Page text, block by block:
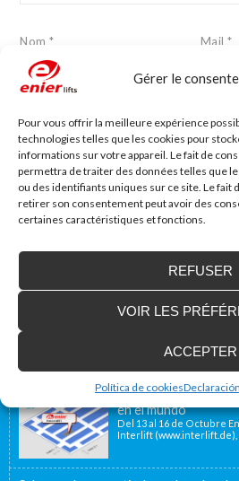
Gérer le
Pour vous offrir la meilleure expérience
technologies telles que les cookies pour
informations sur votre appareil. Le fait de
permettra de traiter des données telles que
ou des identifiants uniques sur ce site. Le fait
retirer son consentement peut avoir des
certaines caractéristiques et fonctions.
ACCEPTER
REFUSER
VOIR LES
Política de cookies
Nom* Mail*
Nous installons des
pour les personnes
Notre emplacement
frontière française, à 40
Enier estará
en el mundo
Del 13 al 16 de Octubre
Interlift (www.interlift.de),